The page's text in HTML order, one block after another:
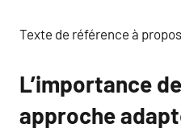
Texte de référence à
L’importance
approche